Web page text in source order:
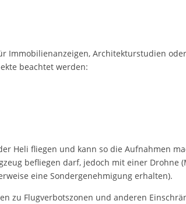
Immobilienanzeigen, Architekturstudien
beachtet werden:
Heli fliegen und kann so die Aufnahmen
befliegen darf, jedoch mit einer Drohne
eine Sondergenehmigung erhalten).
zu Flugverbotszonen und anderen